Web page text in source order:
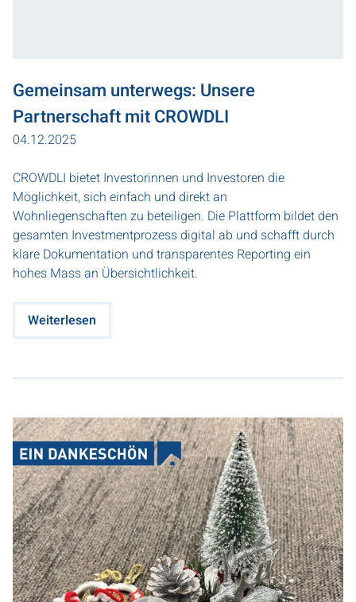
Gemeinsam unterwegs: Unsere
Partnerschaft mit CROWDLI
04.12.2025
CROWDLI bietet Investorinnen und Investoren die
Möglichkeit, sich einfach und direkt an
Wohnliegenschaften zu beteiligen. Die Plattform bildet den
gesamten Investmentprozess digital ab und schafft durch
klare Dokumentation und transparentes Reporting ein
hohes Mass an Übersichtlichkeit.
Weiterlesen